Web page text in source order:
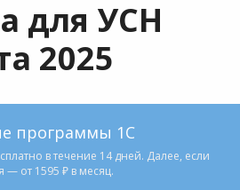
для УСН
2025
программы 1С
в течение 14 дней. Далее, если
— от 1595 ₽ в месяц.